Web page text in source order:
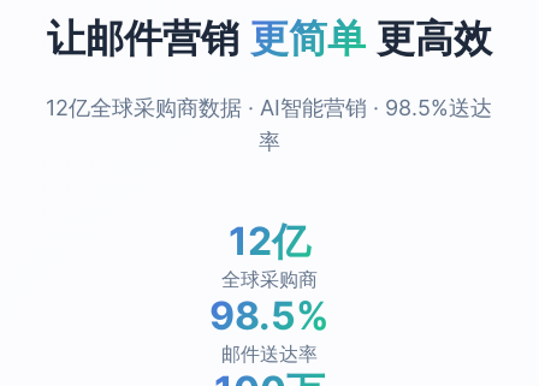
让邮件营销 更简单更高效
12亿全球采购商数据 · AI智能营销 · 98.5%送达
率
12亿
全球采购商
98.5%
邮件送达率